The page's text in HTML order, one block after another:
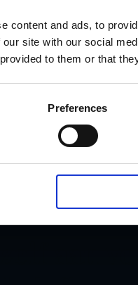
content and ads, to
site with our social
to them or that
Preferences
en
en risico-